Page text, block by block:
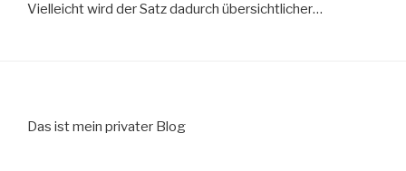
Vielleicht wird der Satz dadurch übersichtlicher…
Das ist mein privater Blog